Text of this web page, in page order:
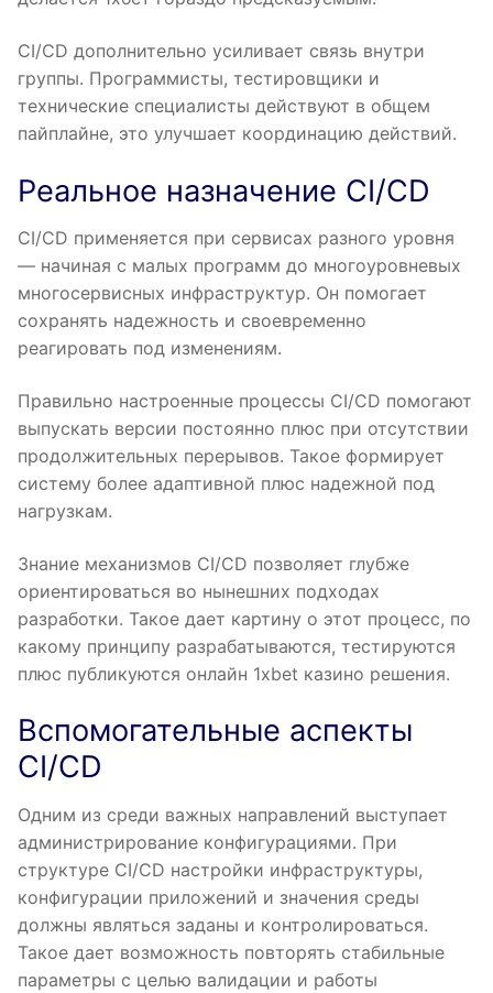
CI/CD дополнительно усиливает связь внутри
группы. Программисты, тестировщики и
технические специалисты действуют в общем
пайплайне, это улучшает координацию действий.
Реальное назначение CI/CD
CI/CD применяется при сервисах разного уровня
— начиная с малых программ до многоуровневых
многосервисных инфраструктур. Он помогает
сохранять надежность и своевременно
реагировать под изменениям.
Правильно настроенные процессы CI/CD помогают
выпускать версии постоянно плюс при отсутствии
продолжительных перерывов. Такое формирует
систему более адаптивной плюс надежной под
нагрузкам.
Знание механизмов CI/CD позволяет глубже
ориентироваться во нынешних подходах
разработки. Такое дает картину о этот процесс, по
какому принципу разрабатываются, тестируются
плюс публикуются онлайн 1xbet казино решения.
Вспомогательные аспекты
CI/CD
Одним из среди важных направлений выступает
администрирование конфигурациями. При
структуре CI/CD настройки инфраструктуры,
конфигурации приложений и значения среды
должны являться заданы и контролироваться.
Такое дает возможность повторять стабильные
параметры с целью валидации и работы